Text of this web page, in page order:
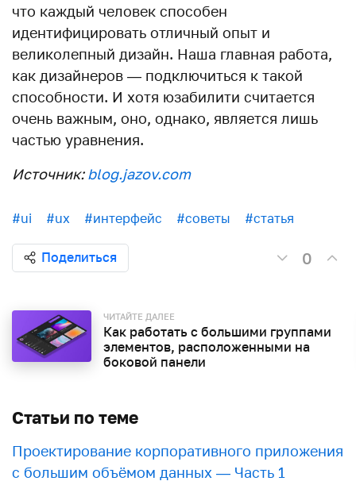
что каждый человек способен
идентифицировать отличный опыт и
великолепный дизайн. Наша главная работа,
как дизайнеров — подключиться к такой
способности. И хотя юзабилити считается
очень важным, оно, однако, является лишь
частью уравнения.
Источник:blog.jazov.com
#ui #ux #интерфейс #советы #статья
Поделиться 0
ЧИТАЙТЕ ДАЛЕЕ
Как работать с большими группами
элементов, расположенными на
боковой панели
Статьи по теме
Проектирование корпоративного приложения
с большим объёмом данных — Часть 1